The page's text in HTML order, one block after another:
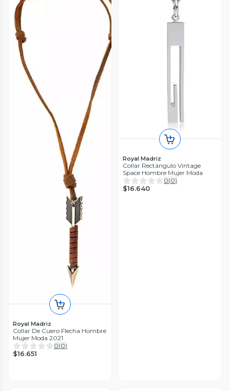
Royal Madriz
Collar De Cuero Flecha Hombre
Mujer Moda 2021
0(0)
$16.651
Royal Madriz
Collar Rectángulo Vintage
Space Hombre Mujer Moda
0(0)
$16.640